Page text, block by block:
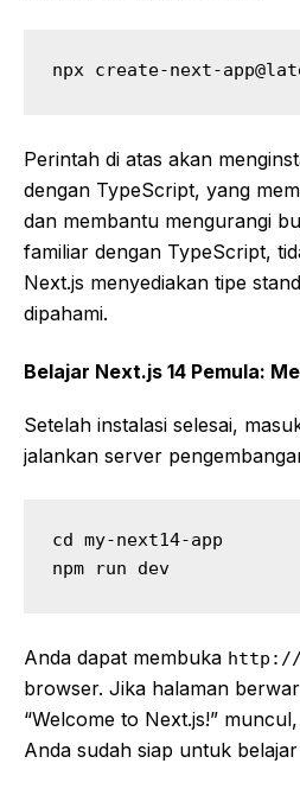
npx create-next-
Perintah di atas akan
dengan TypeScript, yang
dan membantu mengurangi
familiar dengan TypeScript,
Next.js menyediakan tipe
dipahami.
Belajar Next.js 14 Pemula:
Setelah instalasi selesai,
jalankan server
cd my-next14-app
npm run dev
Anda dapat membuka http://
browser. Jika halaman
“Welcome to Next.js!”
Anda sudah siap untuk